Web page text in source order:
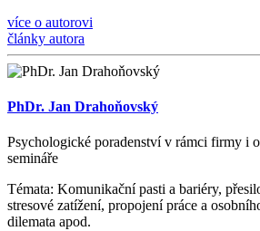
více o autorovi
články autora
PhDr. Jan Drahoňovský
Psychologické poradenství v rámci firmy i
semináře
Témata: Komunikační pasti a bariéry, př
stresové zatížení, propojení práce a osobní
dilemata apod.